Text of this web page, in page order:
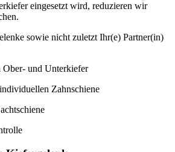
eingesetzt wird, reduzieren wir
sowie nicht zuletzt Ihr(e) Partner(in)
und Unterkiefer
Zahnschiene